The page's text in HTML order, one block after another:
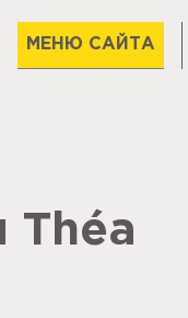
МЕНЮ САЙТА
Théa